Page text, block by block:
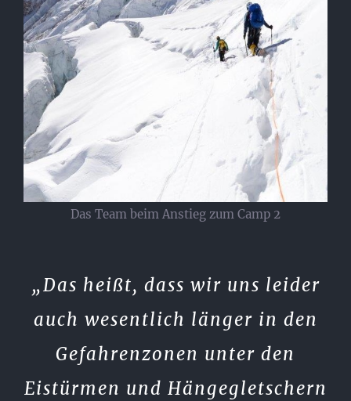
Das Team beim Anstieg zum Camp 2
„Das heißt, dass wir uns leider
auch wesentlich länger in den
Gefahrenzonen unter den
Eistürmen und Hängegletschern